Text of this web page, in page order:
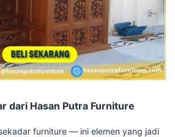
dari Hasan Putra Furniture
furniture — ini elemen yang jadi